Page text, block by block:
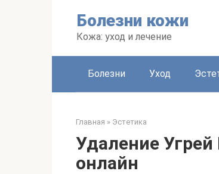
Болезни кожи
Кожа: уход и лечение
Болезни Уход
Главная » Эстетика
Удаление
онлайн